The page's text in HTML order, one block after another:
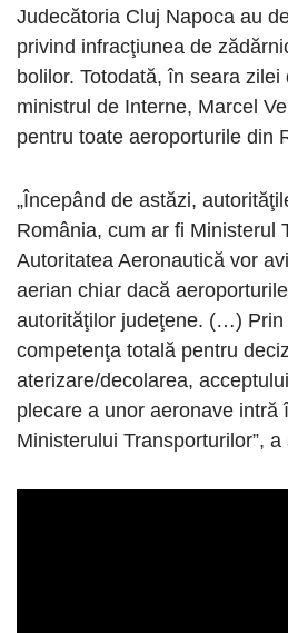
Judecătoria Cluj Napoca au
privind infracţiunea de
bolilor. Totodată, în seara
ministrul de Interne, Marcel
pentru toate aeroporturile din
„Începând de astăzi,
România, cum ar fi Ministerul
Autoritatea Aeronautică vor
aerian chiar dacă
autorităţilor judeţene. (…) Prin
competenţa totală pentru
aterizare/decolarea,
plecare a unor aeronave intră
Ministerului Transporturilor”, a